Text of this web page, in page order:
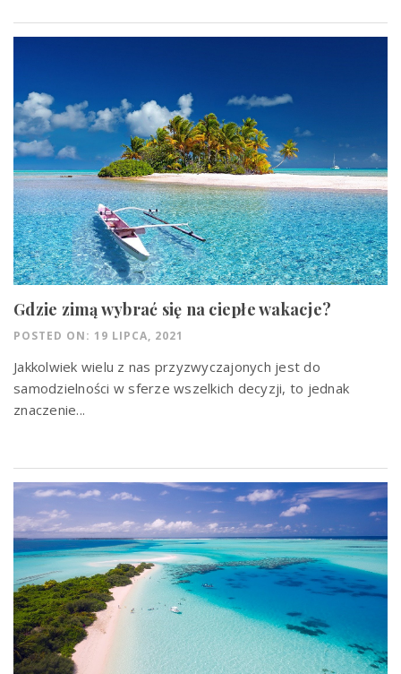
Gdzie zimą wybrać się na ciepłe wakacje?
POSTED ON: 19 LIPCA, 2021
Jakkolwiek wielu z nas przyzwyczajonych jest do
samodzielności w sferze wszelkich decyzji, to jednak
znaczenie...